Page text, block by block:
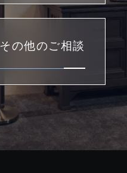
の他のご相談